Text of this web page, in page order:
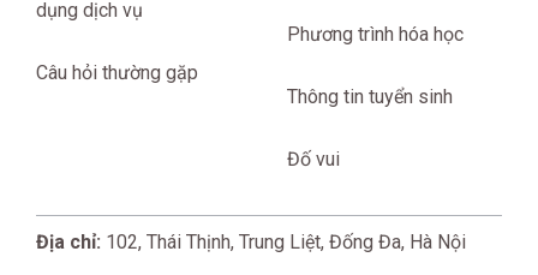
dụng dịch vụ
Câu hỏi thường gặp
Phương trình hóa học
Thông tin tuyển sinh
Đố vui
Địa chỉ: 102, Thái Thịnh, Trung Liệt, Đống Đa, Hà Nội